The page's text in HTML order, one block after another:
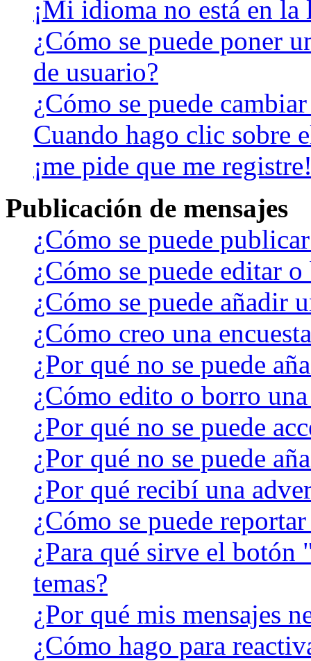
¡Mi idioma no está en la
¿Cómo se puede poner
de usuario?
¿Cómo se puede
Cuando hago clic sobre
¡me pide que me
Publicación de mensajes
¿Cómo se puede
¿Cómo se puede editar
¿Cómo se puede añadir
¿Cómo creo una
¿Por qué no se puede
¿Cómo edito o borro una
¿Por qué no se puede
¿Por qué no se puede
¿Por qué recibí una
¿Cómo se puede
¿Para qué sirve el
temas?
¿Por qué mis mensajes
¿Cómo hago para